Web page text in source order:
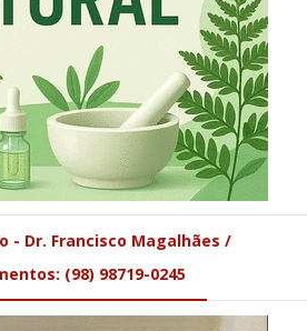
- Dr. Francisco Magalhães /
(98) 98719-0245